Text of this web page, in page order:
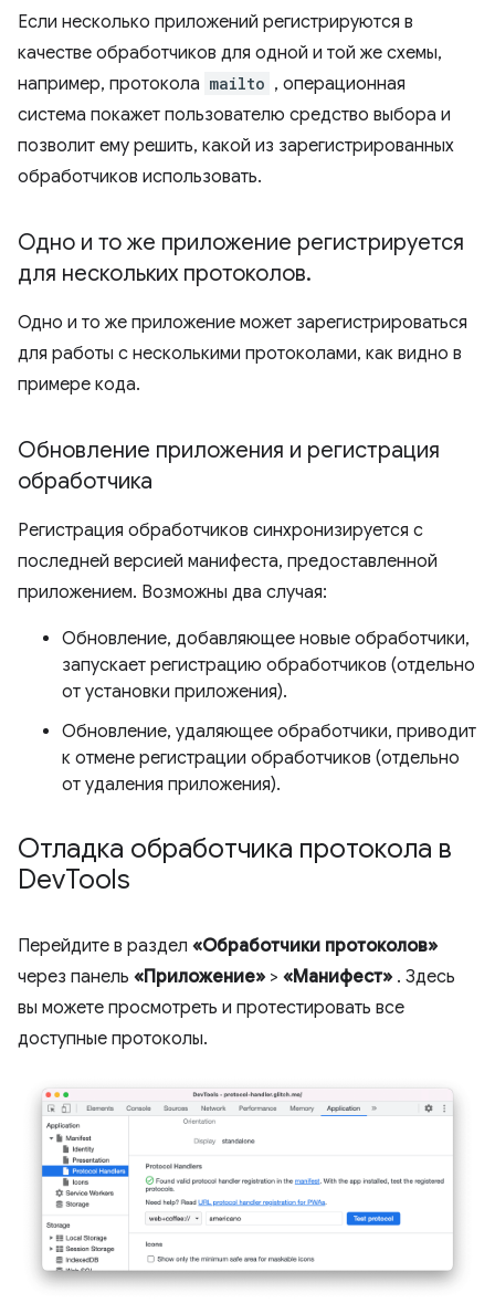
Если несколько приложений регистрируются в
качестве обработчиков для одной и той же схемы,
например, протокола mailto , операционная
система покажет пользователю средство выбора и
позволит ему решить, какой из зарегистрированных
обработчиков использовать.
Одно и то же приложение регистрируется
для нескольких протоколов.
Одно и то же приложение может зарегистрироваться
для работы с несколькими протоколами, как видно в
примере кода.
Обновление приложения и регистрация
обработчика
Регистрация обработчиков синхронизируется с
последней версией манифеста, предоставленной
приложением. Возможны два случая:
Обновление, добавляющее новые обработчики,
запускает регистрацию обработчиков (отдельно
от установки приложения).
Обновление, удаляющее обработчики, приводит
к отмене регистрации обработчиков (отдельно
от удаления приложения).
Отладка обработчика протокола в
DevTools
Перейдите в раздел «Обработчики протоколов»
через панель «Приложение» > «Манифест» . Здесь
вы можете просмотреть и протестировать все
доступные протоколы.